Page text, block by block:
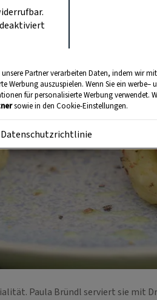
Paula Bründl serviert sie mit
Partner verarbeiten Daten, indem wir
Werbung auszuspielen. Wenn Sie ein
für personalisierte Werbung verwendet.
sowie in den Cookie-Einstellungen.
Datenschutzrichtlinie